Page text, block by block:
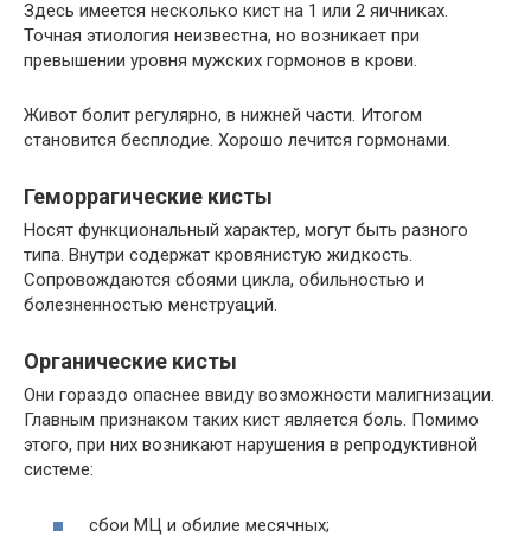
Здесь имеется несколько кист на 1 или 2 яичниках.
Точная этиология неизвестна, но возникает при
превышении уровня мужских гормонов в крови.
Живот болит регулярно, в нижней части. Итогом
становится бесплодие. Хорошо лечится гормонами.
Геморрагические кисты
Носят функциональный характер, могут быть разного
типа. Внутри содержат кровянистую жидкость.
Сопровождаются сбоями цикла, обильностью и
болезненностью менструаций.
Органические кисты
Они гораздо опаснее ввиду возможности малигнизации.
Главным признаком таких кист является боль. Помимо
этого, при них возникают нарушения в репродуктивной
системе:
сбои МЦ и обилие месячных;